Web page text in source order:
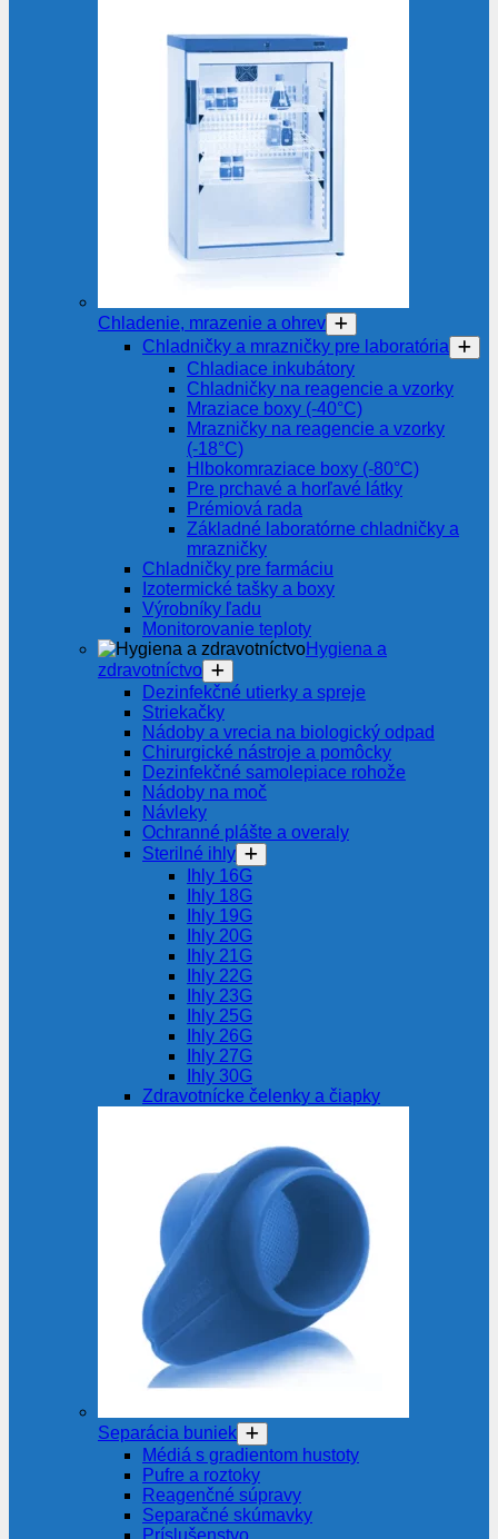
Chladenie, mrazenie a ohrev
Chladničky a mrazničky pre laboratória
Chladiace inkubátory
Chladničky na reagencie a vzorky
Mraziace boxy (-40°C)
Mrazničky na reagencie a vzorky
(-18°C)
Hlbokomraziace boxy (-80°C)
Pre prchavé a horľavé látky
Prémiová rada
Základné laboratórne chladničky a
mrazničky
Chladničky pre farmáciu
Izotermické tašky a boxy
Výrobníky ľadu
Monitorovanie teploty
Hygiena a
zdravotníctvo
Dezinfekčné utierky a spreje
Striekačky
Nádoby a vrecia na biologický odpad
Chirurgické nástroje a pomôcky
Dezinfekčné samolepiace rohože
Nádoby na moč
Návleky
Ochranné plášte a overaly
Sterilné ihly
Ihly 16G
Ihly 18G
Ihly 19G
Ihly 20G
Ihly 21G
Ihly 22G
Ihly 23G
Ihly 25G
Ihly 26G
Ihly 27G
Ihly 30G
Zdravotnícke čelenky a čiapky
Separácia buniek
Médiá s gradientom hustoty
Pufre a roztoky
Reagenčné súpravy
Separačné skúmavky
Príslušenstvo